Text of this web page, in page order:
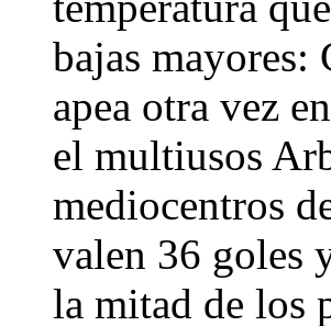
bajas mayores:
apea otra vez
el multiusos
mediocentros
valen 36 goles
la mitad de los